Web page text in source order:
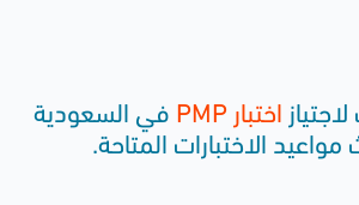
اختبار PMP
في السعودية
الاختبارات المتاحة.